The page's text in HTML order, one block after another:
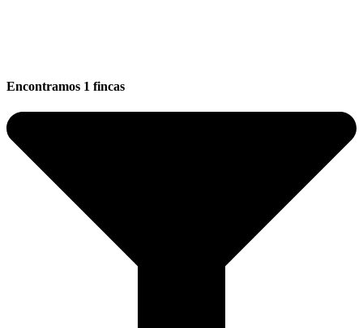
Encontramos 1 fincas